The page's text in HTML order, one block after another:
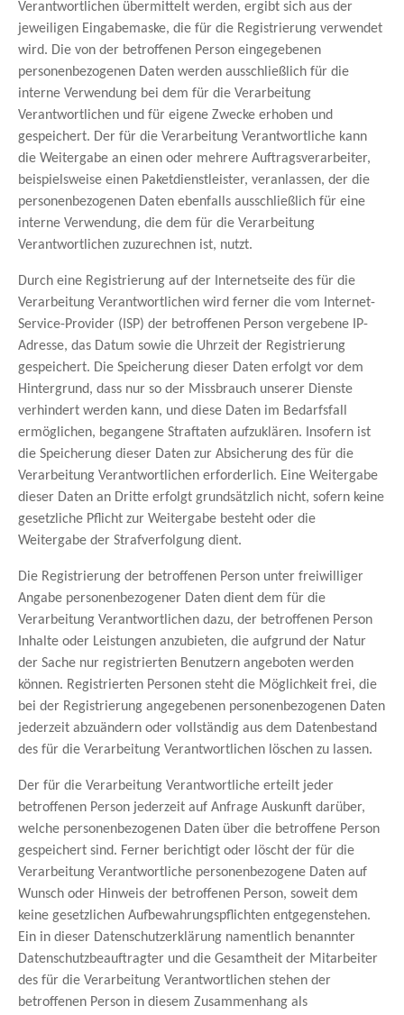
Verantwortlichen übermittelt werden, ergibt sich aus der
jeweiligen Eingabemaske, die für die Registrierung verwendet
wird. Die von der betroffenen Person eingegebenen
personenbezogenen Daten werden ausschließlich für die
interne Verwendung bei dem für die Verarbeitung
Verantwortlichen und für eigene Zwecke erhoben und
gespeichert. Der für die Verarbeitung Verantwortliche kann
die Weitergabe an einen oder mehrere Auftragsverarbeiter,
beispielsweise einen Paketdienstleister, veranlassen, der die
personenbezogenen Daten ebenfalls ausschließlich für eine
interne Verwendung, die dem für die Verarbeitung
Verantwortlichen zuzurechnen ist, nutzt.
Durch eine Registrierung auf der Internetseite des für die
Verarbeitung Verantwortlichen wird ferner die vom Internet-
Service-Provider (ISP) der betroffenen Person vergebene IP-
Adresse, das Datum sowie die Uhrzeit der Registrierung
gespeichert. Die Speicherung dieser Daten erfolgt vor dem
Hintergrund, dass nur so der Missbrauch unserer Dienste
verhindert werden kann, und diese Daten im Bedarfsfall
ermöglichen, begangene Straftaten aufzuklären. Insofern ist
die Speicherung dieser Daten zur Absicherung des für die
Verarbeitung Verantwortlichen erforderlich. Eine Weitergabe
dieser Daten an Dritte erfolgt grundsätzlich nicht, sofern keine
gesetzliche Pflicht zur Weitergabe besteht oder die
Weitergabe der Strafverfolgung dient.
Die Registrierung der betroffenen Person unter freiwilliger
Angabe personenbezogener Daten dient dem für die
Verarbeitung Verantwortlichen dazu, der betroffenen Person
Inhalte oder Leistungen anzubieten, die aufgrund der Natur
der Sache nur registrierten Benutzern angeboten werden
können. Registrierten Personen steht die Möglichkeit frei, die
bei der Registrierung angegebenen personenbezogenen Daten
jederzeit abzuändern oder vollständig aus dem Datenbestand
des für die Verarbeitung Verantwortlichen löschen zu lassen.
Der für die Verarbeitung Verantwortliche erteilt jeder
betroffenen Person jederzeit auf Anfrage Auskunft darüber,
welche personenbezogenen Daten über die betroffene Person
gespeichert sind. Ferner berichtigt oder löscht der für die
Verarbeitung Verantwortliche personenbezogene Daten auf
Wunsch oder Hinweis der betroffenen Person, soweit dem
keine gesetzlichen Aufbewahrungspflichten entgegenstehen.
Ein in dieser Datenschutzerklärung namentlich benannter
Datenschutzbeauftragter und die Gesamtheit der Mitarbeiter
des für die Verarbeitung Verantwortlichen stehen der
betroffenen Person in diesem Zusammenhang als